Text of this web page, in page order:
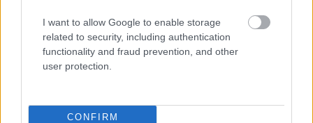
I want to allow Google to enable storage
related to security, including authentication
functionality and fraud prevention, and other
user protection.
CONFIRM
A BAROKK ÖSSZES ÁRNYALATA ÉS MÉG EGY
SOR KIVÁLÓ PROGRAM VÁR MINDENKIT EZEN A
HÉTVÉGÉN GYŐRBEN
Középpontban a hagyományőrzés, de lesz Pogány